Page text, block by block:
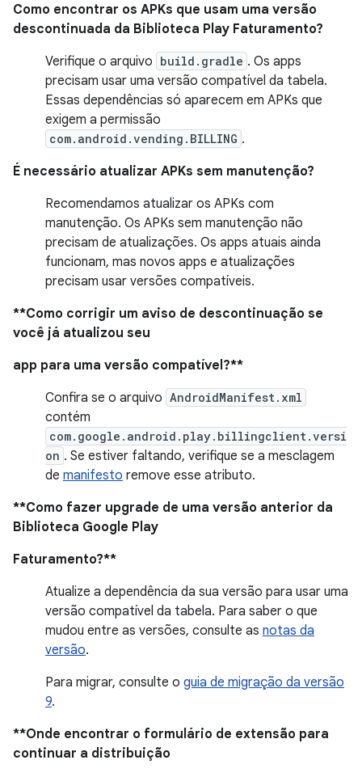
Como encontrar os APKs que usam uma versão
descontinuada da Biblioteca Play Faturamento?
Verifique o arquivo build.gradle . Os apps
precisam usar uma versão compatível da tabela.
Essas dependências só aparecem em APKs que
exigem a permissão
com.android.vending.BILLING .
É necessário atualizar APKs sem manutenção?
Recomendamos atualizar os APKs com
manutenção. Os APKs sem manutenção não
precisam de atualizações. Os apps atuais ainda
funcionam, mas novos apps e atualizações
precisam usar versões compatíveis.
**Como corrigir um aviso de descontinuação se
você já atualizou seu
app para uma versão compatível?**
Confira se o arquivo AndroidManifest.xml
contém
com.google.android.play.billingclient.versi
on . Se estiver faltando, verifique se a mesclagem
de manifesto remove esse atributo.
**Como fazer upgrade de uma versão anterior da
Biblioteca Google Play
Faturamento?**
Atualize a dependência da sua versão para usar uma
versão compatível da tabela. Para saber o que
mudou entre as versões, consulte as notas da
versão.
Para migrar, consulte o guia de migração da versão
9.
**Onde encontrar o formulário de extensão para
continuar a distribuição